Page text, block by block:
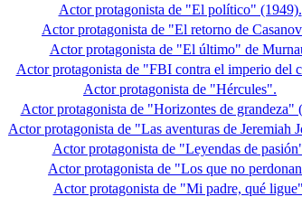
Actor protagonista de "El político" (1949).
Actor protagonista de "El retorno de
Actor protagonista de "El último" de
Actor protagonista de "FBI contra el imperio del
Actor protagonista de "Hércules".
Actor protagonista de "Horizontes de grandeza"
Actor protagonista de "Las aventuras de Jeremiah
Actor protagonista de "Leyendas de
Actor protagonista de "Los que no
Actor protagonista de "Mi padre, qué